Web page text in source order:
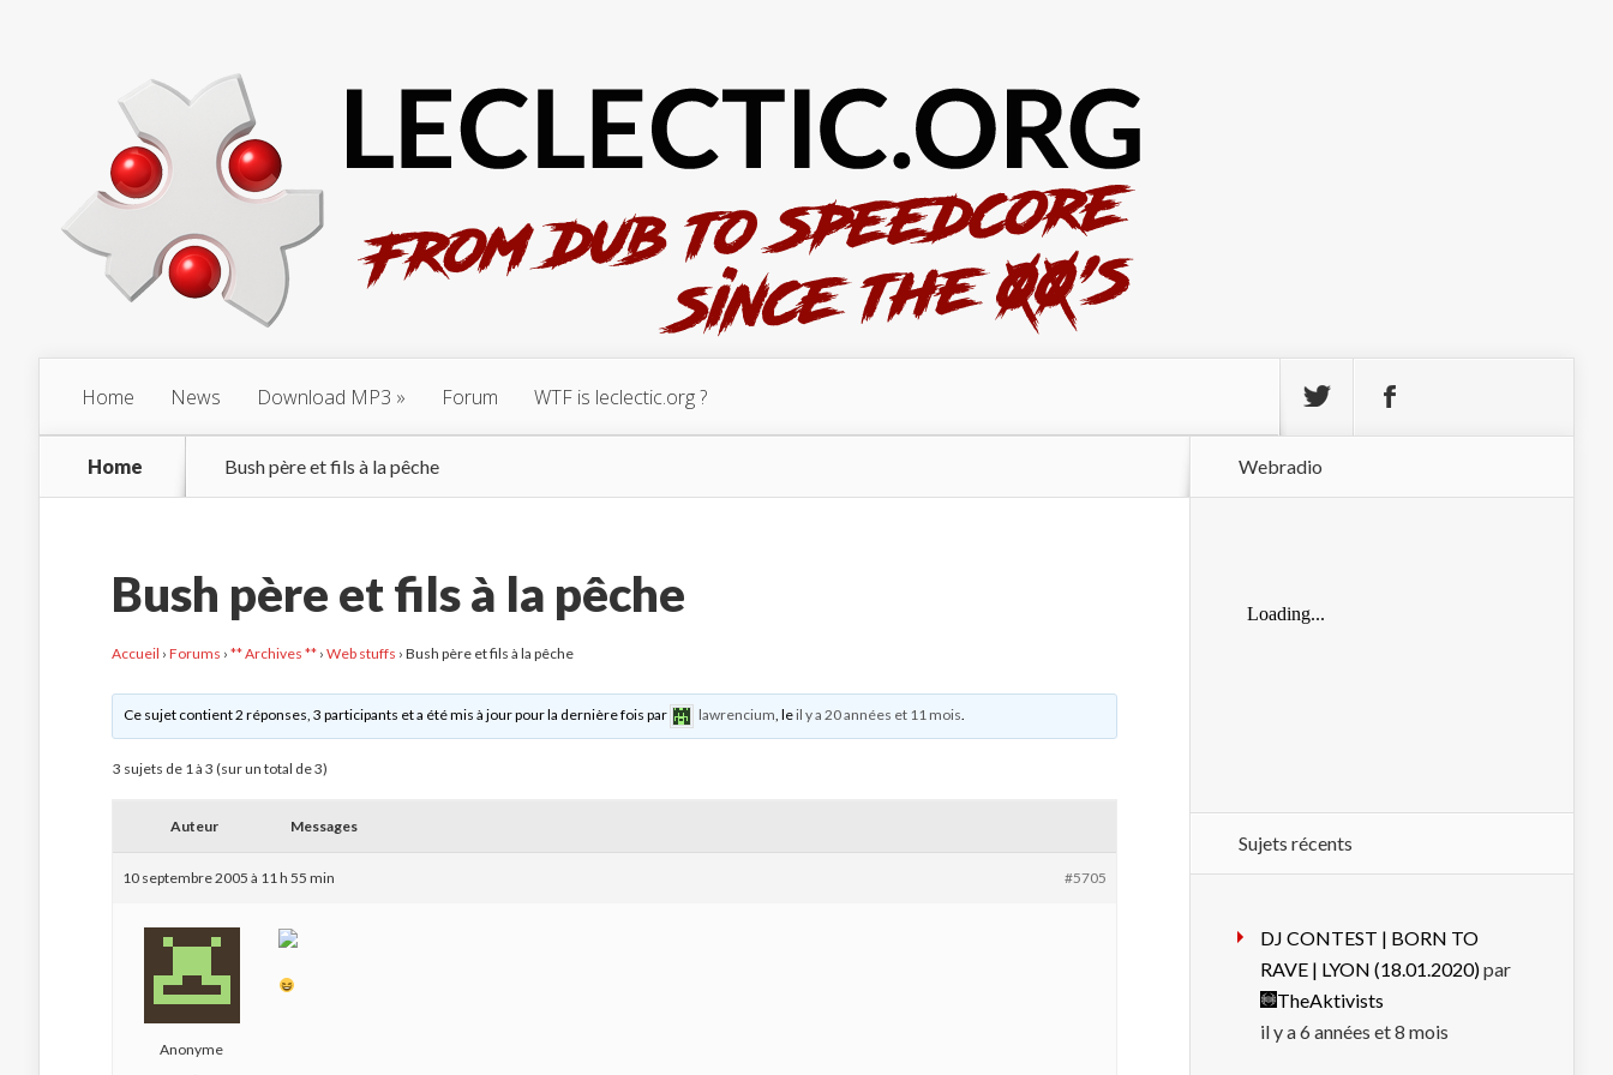
Home News Download MP3 Forum WTF is leclectic.org ?
Home Bush père et fils à la pêche
Bush père et fils à la pêche
Accueil › Forums › ** Archives ** › Web stuffs › Bush père et fils à la pêche
Ce sujet contient 2 réponses, 3 participants et a été mis à jour pour la dernière fois par lawrencium, leil y a 20 années et 11 mois.
3 sujets de 1 à 3 (sur un total de 3)
Auteur Messages
10 septembre 2005 à 11 h 55 min #5705
Anonyme
Webradio
Sujets récents
DJ CONTEST | BORN TO
RAVE | LYON (18.01.2020)par
TheAktivists
il y a 6 années et 8 mois